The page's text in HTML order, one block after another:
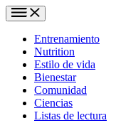
Entrenamiento
Nutrition
Estilo de vida
Bienestar
Comunidad
Ciencias
Listas de lectura